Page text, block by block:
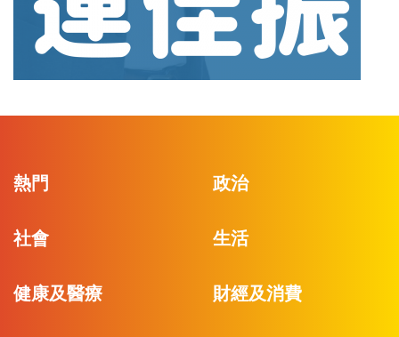
熱門 政治
社會 生活
健康及醫療 財經及消費